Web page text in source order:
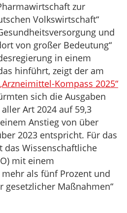
zur
Volkswirtschaft“
und
von großer Bedeutung“
in einem
hinführt, zeigt der am
Kompass 2025“
sich die Ausgaben
Art 2024 auf 59,3
Anstieg von über
2023 entspricht. Für das
das Wissenschaftliche
mit einem
als fünf Prozent und
gesetzlicher Maßnahmen“